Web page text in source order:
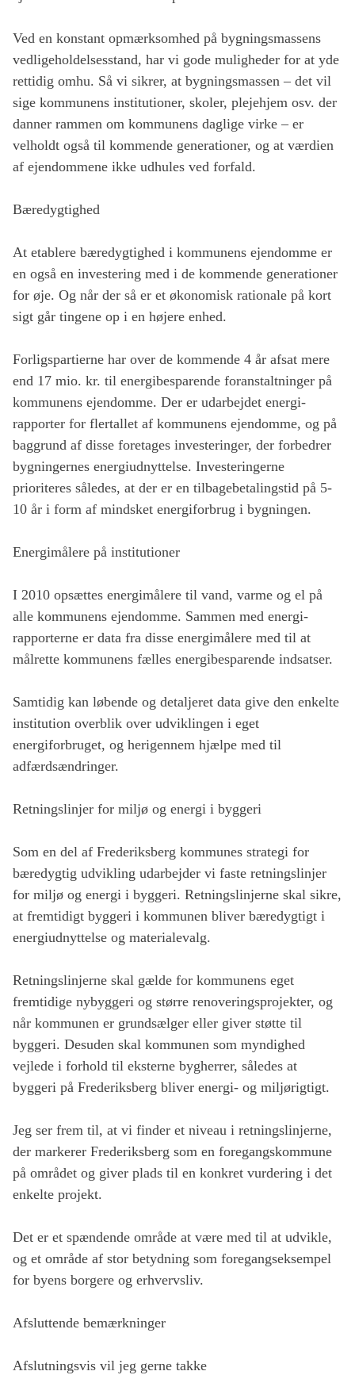
Ved en konstant opmærksomhed på bygningsmassens
vedligeholdelsesstand, har vi gode muligheder for at yde
rettidig omhu. Så vi sikrer, at bygningsmassen – det vil
sige kommunens institutioner, skoler, plejehjem osv. der
danner rammen om kommunens daglige virke – er
velholdt også til kommende generationer, og at værdien
af ejendommene ikke udhules ved forfald.
Bæredygtighed
At etablere bæredygtighed i kommunens ejendomme er
en også en investering med i de kommende generationer
for øje. Og når der så er et økonomisk rationale på kort
sigt går tingene op i en højere enhed.
Forligspartierne har over de kommende 4 år afsat mere
end 17 mio. kr. til energibesparende foranstaltninger på
kommunens ejendomme. Der er udarbejdet energi-
rapporter for flertallet af kommunens ejendomme, og på
baggrund af disse foretages investeringer, der forbedrer
bygningernes energiudnyttelse. Investeringerne
prioriteres således, at der er en tilbagebetalingstid på 5-
10 år i form af mindsket energiforbrug i bygningen.
Energimålere på institutioner
I 2010 opsættes energimålere til vand, varme og el på
alle kommunens ejendomme. Sammen med energi-
rapporterne er data fra disse energimålere med til at
målrette kommunens fælles energibesparende indsatser.
Samtidig kan løbende og detaljeret data give den enkelte
institution overblik over udviklingen i eget
energiforbruget, og herigennem hjælpe med til
adfærdsændringer.
Retningslinjer for miljø og energi i byggeri
Som en del af Frederiksberg kommunes strategi for
bæredygtig udvikling udarbejder vi faste retningslinjer
for miljø og energi i byggeri. Retningslinjerne skal sikre,
at fremtidigt byggeri i kommunen bliver bæredygtigt i
energiudnyttelse og materialevalg.
Retningslinjerne skal gælde for kommunens eget
fremtidige nybyggeri og større renoveringsprojekter, og
når kommunen er grundsælger eller giver støtte til
byggeri. Desuden skal kommunen som myndighed
vejlede i forhold til eksterne bygherrer, således at
byggeri på Frederiksberg bliver energi- og miljørigtigt.
Jeg ser frem til, at vi finder et niveau i retningslinjerne,
der markerer Frederiksberg som en foregangskommune
på området og giver plads til en konkret vurdering i det
enkelte projekt.
Det er et spændende område at være med til at udvikle,
og et område af stor betydning som foregangseksempel
for byens borgere og erhvervsliv.
Afsluttende bemærkninger
Afslutningsvis vil jeg gerne takke